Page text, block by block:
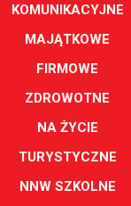
KOMUNIKACYJNE
MAJĄTKOWE
FIRMOWE
ZDROWOTNE
NA ŻYCIE
TURYSTYCZNE
NNW SZKOLNE